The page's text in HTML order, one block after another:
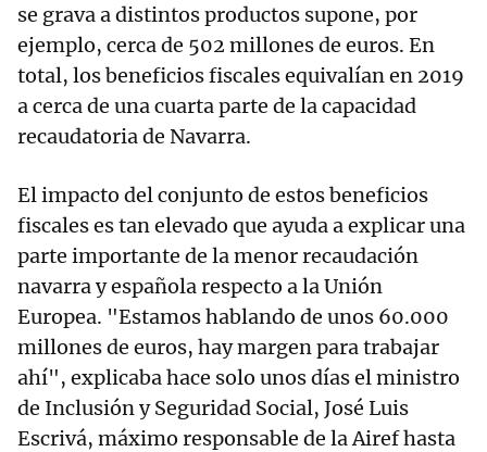
se grava a distintos productos supone, por
ejemplo, cerca de 502 millones de euros. En
total, los beneficios fiscales equivalían en 2019
a cerca de una cuarta parte de la capacidad
recaudatoria de Navarra.
El impacto del conjunto de estos beneficios
fiscales es tan elevado que ayuda a explicar una
parte importante de la menor recaudación
navarra y española respecto a la Unión
Europea. "Estamos hablando de unos 60.000
millones de euros, hay margen para trabajar
ahí", explicaba hace solo unos días el ministro
de Inclusión y Seguridad Social, José Luis
Escrivá, máximo responsable de la Airef hasta